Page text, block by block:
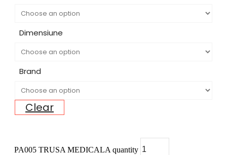
Dimensiune
Brand
Clear
PA005 TRUSA MEDICALA quantity